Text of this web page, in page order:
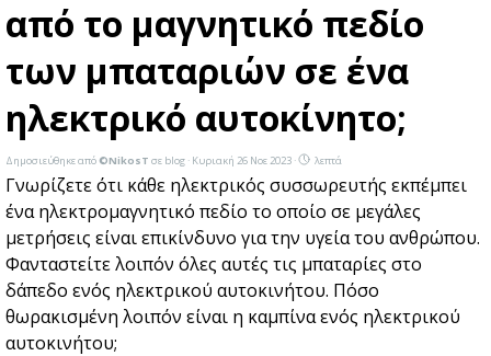
από το μαγνητικό πεδίο
των μπαταριών σε ένα
ηλεκτρικό αυτοκίνητο;
Δημοσιεύθηκε από©NikosT σε blog · Κυριακή 26 Νοε 2023 · λεπτά
Γνωρίζετε ότι κάθε ηλεκτρικός συσσωρευτής εκπέμπει
ένα ηλεκτρομαγνητικό πεδίο το οποίο σε μεγάλες
μετρήσεις είναι επικίνδυνο για την υγεία του ανθρώπου.
Φανταστείτε λοιπόν όλες αυτές τις μπαταρίες στο
δάπεδο ενός ηλεκτρικού αυτοκινήτου. Πόσο
θωρακισμένη λοιπόν είναι η καμπίνα ενός ηλεκτρικού
αυτοκινήτου;